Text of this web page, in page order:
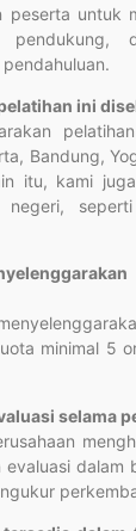
peserta untuk
pendukung,
ini
Bandung,
itu, kami
minimal 5
selama
evaluasi